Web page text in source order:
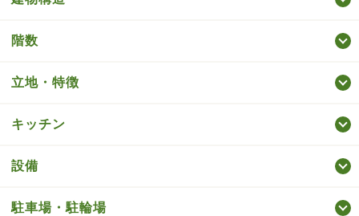
階数
立地・特徴
キッチン
設備
駐車場・駐輪場